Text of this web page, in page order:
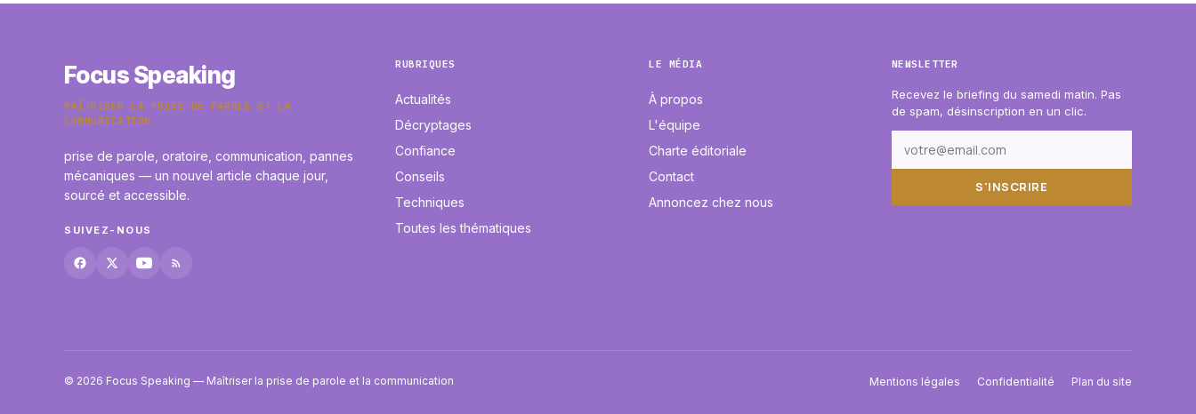
Focus Speaking
MAÎTRISER LA PRISE DE PAROLE ET LA
COMMUNICATION
prise de parole, oratoire, communication, pannes
mécaniques — un nouvel article chaque jour,
sourcé et accessible.
SUIVEZ-NOUS
RUBRIQUES
Actualités
Décryptages
Confiance
Conseils
Techniques
Toutes les thématiques
LE MÉDIA
À propos
L'équipe
Charte éditoriale
Contact
Annoncez chez nous
NEWSLETTER
Recevez le briefing du samedi matin. Pas
de spam, désinscription en un clic.
S'INSCRIRE
© 2026 Focus Speaking — Maîtriser la prise de parole et la communication Mentions légales Confidentialité Plan du site